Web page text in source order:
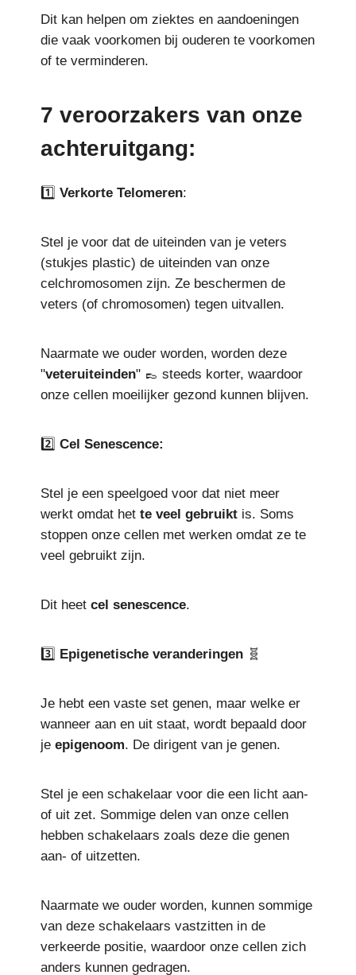
Dit kan helpen om ziektes en aandoeningen
die vaak voorkomen bij ouderen te voorkomen
of te verminderen.
7 veroorzakers van onze
achteruitgang:
1️⃣ Verkorte Telomeren:
Stel je voor dat de uiteinden van je veters
(stukjes plastic) de uiteinden van onze
celchromosomen zijn. Ze beschermen de
veters (of chromosomen) tegen uitvallen.
Naarmate we ouder worden, worden deze
"veteruiteinden" 👞 steeds korter, waardoor
onze cellen moeilijker gezond kunnen blijven.
2️⃣ Cel Senescence:
Stel je een speelgoed voor dat niet meer
werkt omdat het te veel gebruikt is. Soms
stoppen onze cellen met werken omdat ze te
veel gebruikt zijn.
Dit heet cel senescence.
3️⃣ Epigenetische veranderingen 🧬
Je hebt een vaste set genen, maar welke er
wanneer aan en uit staat, wordt bepaald door
je epigenoom. De dirigent van je genen.
Stel je een schakelaar voor die een licht aan-
of uit zet. Sommige delen van onze cellen
hebben schakelaars zoals deze die genen
aan- of uitzetten.
Naarmate we ouder worden, kunnen sommige
van deze schakelaars vastzitten in de
verkeerde positie, waardoor onze cellen zich
anders kunnen gedragen.